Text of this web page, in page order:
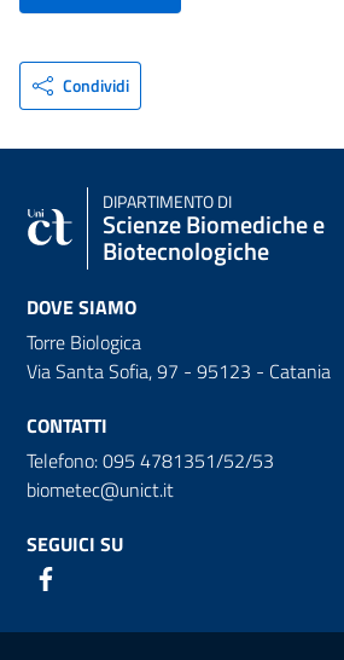
Condividi
DIPARTIMENTO DI
Scienze Biomediche e
Biotecnologiche
DOVE SIAMO
Torre Biologica
Via Santa Sofia, 97 - 95123 - Catania
CONTATTI
Telefono: 095 4781351/52/53
biometec@unict.it
SEGUICI SU
Link e informazioni utili